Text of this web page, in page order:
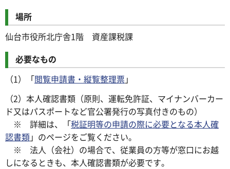
場所
仙台市役所北庁舎1階 資産課税課
必要なもの
（1）「閲覧申請書・縦覧整理票 」
（2）本人確認書類（原則、運転免許証、マイナンバーカー
ド又はパスポートなど官公署発行の写真付きのもの）
※ 詳細は、「税証明等の申請の際に必要となる本人確
認書類」のページをご覧ください。
※ 法人（会社）の場合で、従業員の方等が窓口にお越
しになるときも、本人確認書類が必要です。